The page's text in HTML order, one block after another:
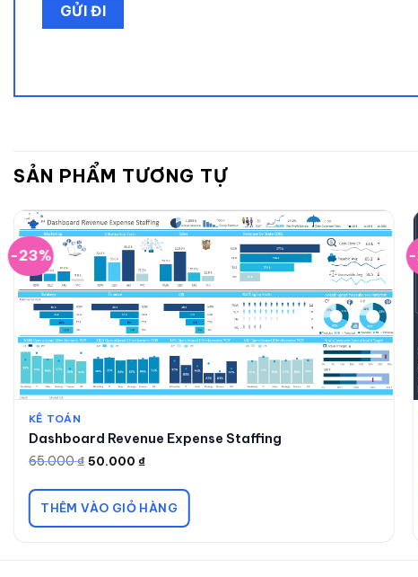
SẢN PHẨM TƯƠNG TỰ
-23%
KẾ TOÁN
Dashboard Revenue Expense Staffing
65.000₫
Giá
là:
65.000 ₫.
50.000 ₫
Giá
tại
50.000 ₫.
THÊM VÀO GIỎ HÀNG
-